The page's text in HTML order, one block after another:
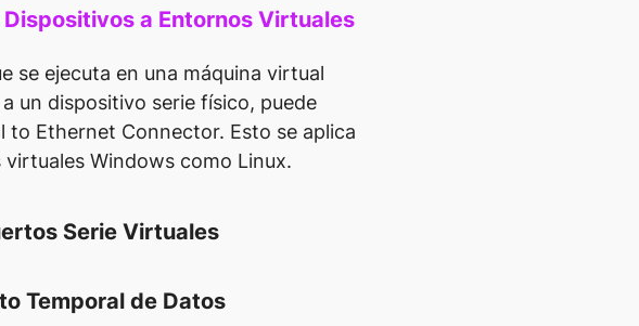
a Entornos Virtuales
se ejecuta en una máquina virtual
un dispositivo serie físico, puede
to Ethernet Connector. Esto se aplica
Windows como Linux.
Serie Virtuales
Temporal de Datos